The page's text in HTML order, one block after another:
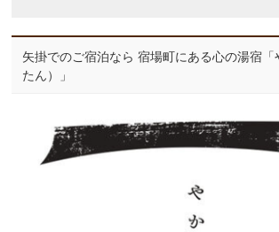
矢掛でのご宿泊なら 宿場町にある心の湯宿「
たん）」